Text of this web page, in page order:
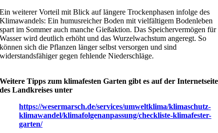
Ein weiterer Vorteil mit Blick auf längere Trockenphasen infolge des
Klimawandels: Ein humusreicher Boden mit vielfältigem Bodenleben
spart im Sommer auch manche Gießaktion. Das Speichervermögen für
Wasser wird deutlich erhöht und das Wurzelwachstum angeregt. So
können sich die Pflanzen länger selbst versorgen und sind
widerstandsfähiger gegen fehlende Niederschläge.
Weitere Tipps zum klimafesten Garten gibt es auf der Internetseite
des Landkreises unter
https://wesermarsch.de/services/umweltklima/klimaschutz-
klimawandel/klimafolgenanpassung/checkliste-klimafester-
garten/